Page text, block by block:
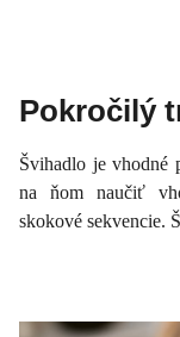
Pokročilý
Švihadlo je vhodné
na ňom naučiť
skokové sekvencie.